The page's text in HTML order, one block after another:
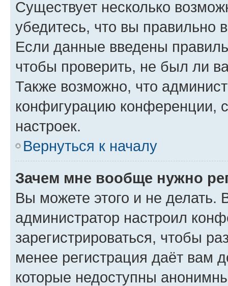
Существует несколько
убедитесь, что вы правильно
Если данные введены
чтобы проверить, не был ли
Также возможно, что
конфигурацию конференции,
настроек.
Вернуться к началу
Зачем мне вообще нужно
Вы можете этого и не делать.
администратор настроил
зарегистрироваться, чтобы
менее регистрация даёт вам
которые недоступны